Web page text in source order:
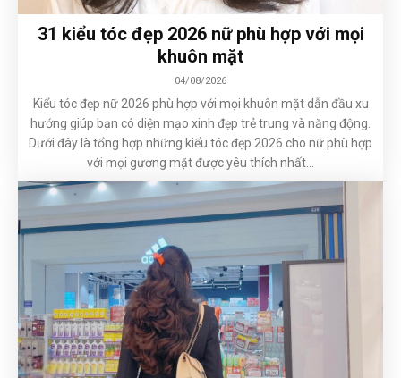
31 kiểu tóc đẹp 2026 nữ phù hợp với mọi
khuôn mặt
04/08/2026
Kiểu tóc đẹp nữ 2026 phù hợp với mọi khuôn mặt dẫn đầu xu
hướng giúp bạn có diện mạo xinh đẹp trẻ trung và năng động.
Dưới đây là tổng hợp những kiểu tóc đẹp 2026 cho nữ phù hợp
với mọi gương mặt được yêu thích nhất...